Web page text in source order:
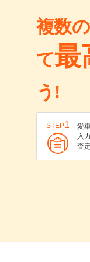
複数
て最
う!
STEP1
愛
入
査